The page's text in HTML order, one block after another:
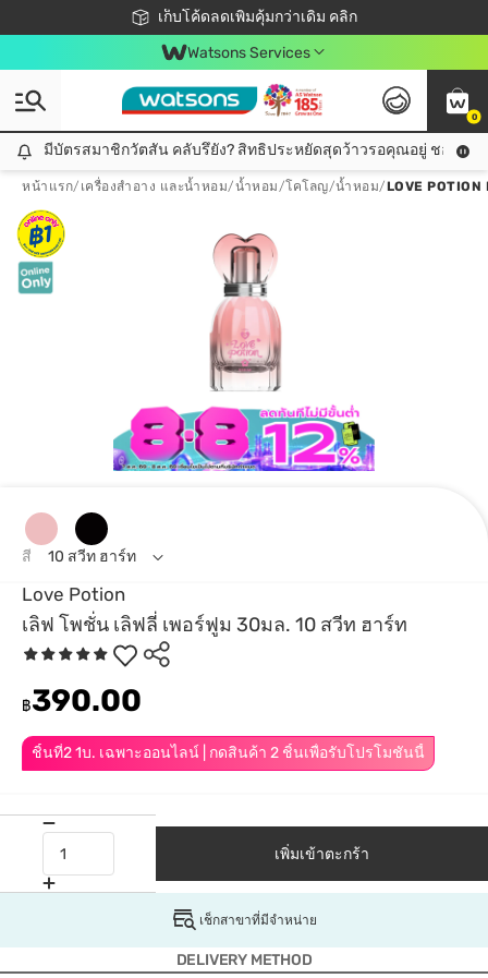
เก็บโค้ดลดเพิ่มคุ้มกว่าเดิม คลิก
ชอปออนไลน์ครั้งแรก ลดเพิ่มจุก ๆ 10%! 🎉
📦ส่งฟรี! เมื่อชอป 499฿
สมาชิกวัตสัน คลับดียังไง?
Watsons Services
0
มีบัตรสมาชิกวัตสัน คลับรึยัง? สิทธิประหยัดสุดว้าวรอคุณอยู่ ชอปคุ้มกว่าเดิม คลิก!
มีบัตรสมาชิกวัตสัน คลับรึยัง? สิทธิประหยัดสุดว้าวรอคุณอยู่ ชอปคุ้มก
หน้าแรก/ เครื่องสำอาง และน้ำหอม/น้ำหอม/โคโลญ/น้ำหอม/LOVE POTION
Love Potion
เลิฟ โพชั่น เลิฟลี่ เพอร์ฟูม 30มล. 10 สวีท ฮาร์ท
ชิ้นที่2 1บ. เฉพาะออนไลน์ | กดสินค้า 2 ชิ้นเพื่อรับโปรโมชันนี้
฿390.00
สี 10 สวีท ฮาร์ท
เพิ่มเข้าตะกร้า
เช็กสาขาที่มีจำหน่าย
DELIVERY METHOD